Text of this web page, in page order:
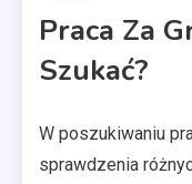
Praca Za
Szukać?
W poszukiwaniu
sprawdzenia